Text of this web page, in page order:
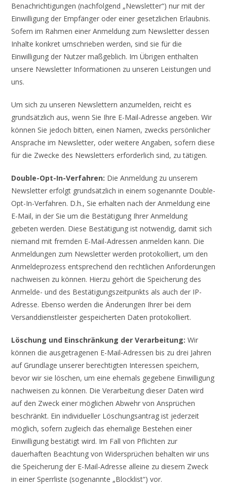
Benachrichtigungen (nachfolgend „Newsletter“) nur mit der
Einwilligung der Empfänger oder einer gesetzlichen Erlaubnis.
Sofern im Rahmen einer Anmeldung zum Newsletter dessen
Inhalte konkret umschrieben werden, sind sie für die
Einwilligung der Nutzer maßgeblich. Im Übrigen enthalten
unsere Newsletter Informationen zu unseren Leistungen und
uns.
Um sich zu unseren Newslettern anzumelden, reicht es
grundsätzlich aus, wenn Sie Ihre E-Mail-Adresse angeben. Wir
können Sie jedoch bitten, einen Namen, zwecks persönlicher
Ansprache im Newsletter, oder weitere Angaben, sofern diese
für die Zwecke des Newsletters erforderlich sind, zu tätigen.
Double-Opt-In-Verfahren: Die Anmeldung zu unserem
Newsletter erfolgt grundsätzlich in einem sogenannte Double-
Opt-In-Verfahren. D.h., Sie erhalten nach der Anmeldung eine
E-Mail, in der Sie um die Bestätigung Ihrer Anmeldung
gebeten werden. Diese Bestätigung ist notwendig, damit sich
niemand mit fremden E-Mail-Adressen anmelden kann. Die
Anmeldungen zum Newsletter werden protokolliert, um den
Anmeldeprozess entsprechend den rechtlichen Anforderungen
nachweisen zu können. Hierzu gehört die Speicherung des
Anmelde- und des Bestätigungszeitpunkts als auch der IP-
Adresse. Ebenso werden die Änderungen Ihrer bei dem
Versanddienstleister gespeicherten Daten protokolliert.
Löschung und Einschränkung der Verarbeitung:Wir
können die ausgetragenen E-Mail-Adressen bis zu drei Jahren
auf Grundlage unserer berechtigten Interessen speichern,
bevor wir sie löschen, um eine ehemals gegebene Einwilligung
nachweisen zu können. Die Verarbeitung dieser Daten wird
auf den Zweck einer möglichen Abwehr von Ansprüchen
beschränkt. Ein individueller Löschungsantrag ist jederzeit
möglich, sofern zugleich das ehemalige Bestehen einer
Einwilligung bestätigt wird. Im Fall von Pflichten zur
dauerhaften Beachtung von Widersprüchen behalten wir uns
die Speicherung der E-Mail-Adresse alleine zu diesem Zweck
in einer Sperrliste (sogenannte „Blocklist“) vor.